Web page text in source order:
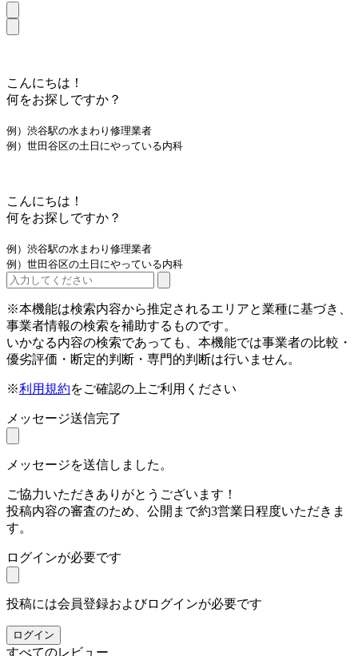
こんにちは！
何をお探しですか？
例）渋谷駅の水まわり修理業者
例）世田谷区の土日にやっている内科
こんにちは！
何をお探しですか？
例）渋谷駅の水まわり修理業者
例）世田谷区の土日にやっている内科
※本機能は検索内容から推定されるエリアと業種に基づき、
事業者情報の検索を補助するものです。
いかなる内容の検索であっても、本機能では事業者の比較・
優劣評価・断定的判断・専門的判断は行いません。
※利用規約をご確認の上ご利用ください
メッセージ送信完了
メッセージを送信しました。
ご協力いただきありがとうございます！
投稿内容の審査のため、公開まで約3営業日程度いただきま
す。
ログインが必要です
投稿には会員登録およびログインが必要です
ログイン
すべてのレビュー